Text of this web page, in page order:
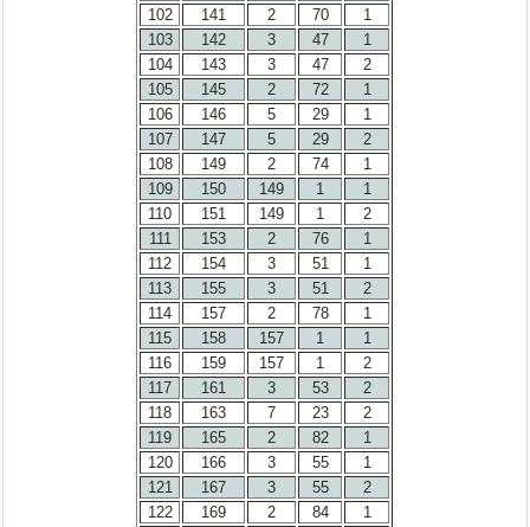
102
141 2 70
1
103
142 3 47
1
104
143 3 47
2
105
145 2 72
1
106
146 5 29
1
107
147 5 29
2
108
149 2 74
1
109
150 149 1
1
110
151 149 1
2
111
153 2 76
1
112
154 3 51
1
113
155 3 51
2
114
157 2 78
1
115
158 157 1
1
116
159 157 1
2
117
161 3 53
2
118
163 7 23
2
119
165 2 82
1
120
166 3 55
1
121
167 3 55
2
122
169 2 84 1